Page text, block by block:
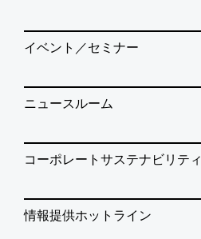
イベント／セミナー
ニュースルーム
コーポレートサステナビリティ
情報提供ホットライン